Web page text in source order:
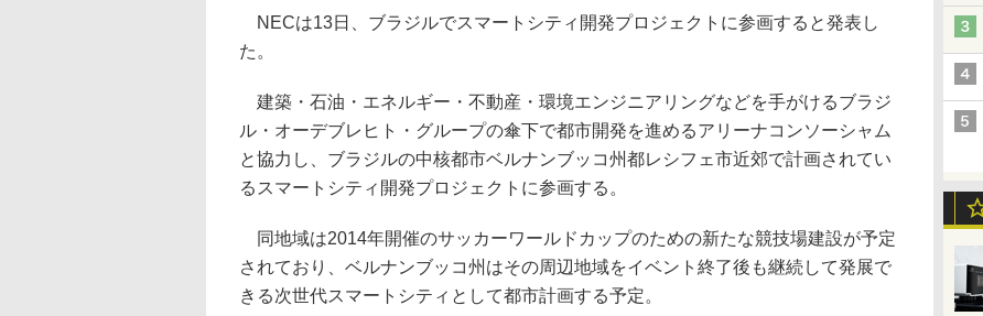
NECは13日、ブラジルでスマートシティ開発プロジェクトに参画すると発表し
た。
建築・石油・エネルギー・不動産・環境エンジニアリングなどを手がけるブラジ
ル・オーデブレヒト・グループの傘下で都市開発を進めるアリーナコンソーシャム
と協力し、ブラジルの中核都市ベルナンブッコ州都レシフェ市近郊で計画されてい
るスマートシティ開発プロジェクトに参画する。
同地域は2014年開催のサッカーワールドカップのための新たな競技場建設が予定
されており、ベルナンブッコ州はその周辺地域をイベント終了後も継続して発展で
きる次世代スマートシティとして都市計画する予定。